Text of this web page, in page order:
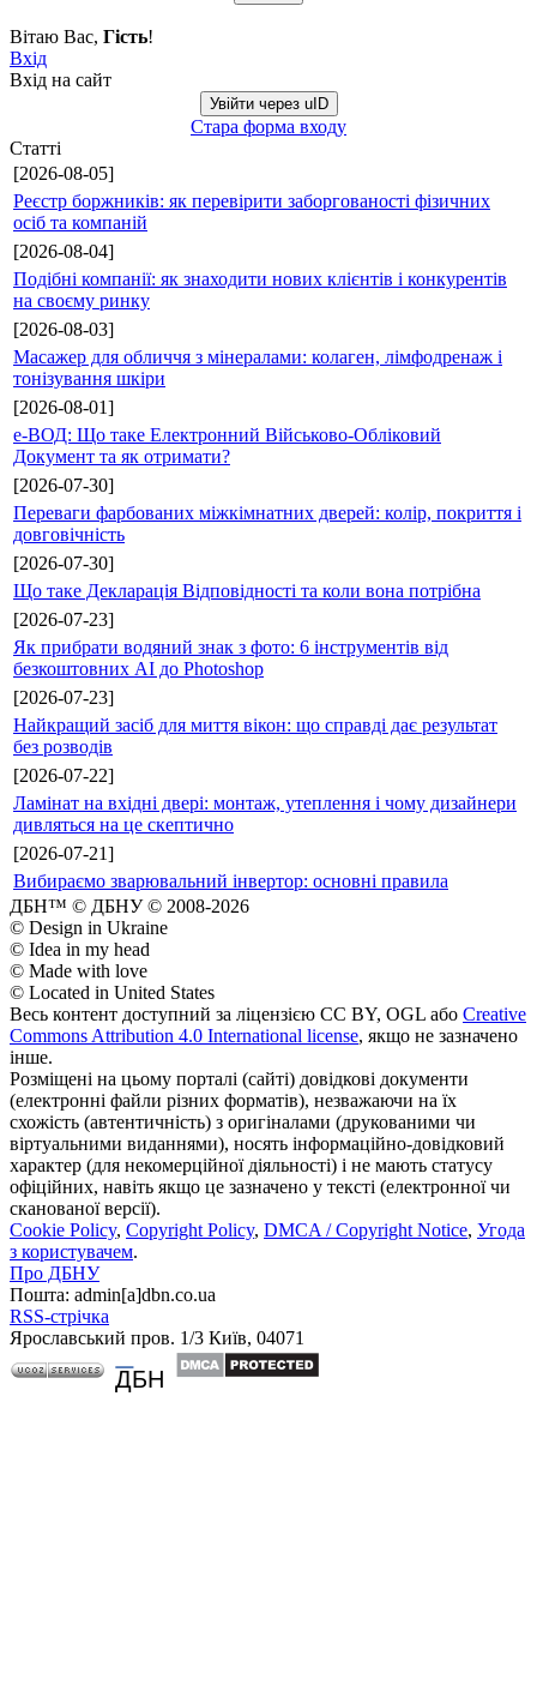
Вітаю Вас, Гість!
Вхід
Вхід на сайт
Увійти через uID
Стара форма входу
Статті
[2026-08-05]
Реєстр боржників: як перевірити заборгованості фізичних
осіб та компаній
[2026-08-04]
Подібні компанії: як знаходити нових клієнтів і конкурентів
на своєму ринку
[2026-08-03]
Масажер для обличчя з мінералами: колаген, лімфодренаж і
тонізування шкіри
[2026-08-01]
е-ВОД: Що таке Електронний Військово-Обліковий
Документ та як отримати?
[2026-07-30]
Переваги фарбованих міжкімнатних дверей: колір, покриття і
довговічність
[2026-07-30]
Що таке Декларація Відповідності та коли вона потрібна
[2026-07-23]
Як прибрати водяний знак з фото: 6 інструментів від
безкоштовних AI до Photoshop
[2026-07-23]
Найкращий засіб для миття вікон: що справді дає результат
без розводів
[2026-07-22]
Ламінат на вхідні двері: монтаж, утеплення і чому дизайнери
дивляться на це скептично
[2026-07-21]
Вибираємо зварювальний інвертор: основні правила
ДБН™ © ДБНУ © 2008-2026
© Design in Ukraine
© Idea in my head
© Made with love
© Located in United States
Весь контент доступний за ліцензією CC BY, OGL або Creative
Commons Attribution 4.0 International license, якщо не зазначено
інше.
Розміщені на цьому порталі (сайті) довідкові документи
(електронні файли різних форматів), незважаючи на їх
схожість (автентичність) з оригіналами (друкованими чи
віртуальними виданнями), носять інформаційно-довідковий
характер (для некомерційної діяльності) і не мають статусу
офіційних, навіть якщо це зазначено у тексті (електронної чи
сканованої версії).
Cookie Policy, Copyright Policy, DMCA / Copyright Notice, Угода
з користувачем.
Про ДБНУ
Пошта: admin[а]dbn.co.ua
RSS-стрічка
Ярославський пров. 1/3 Київ, 04071